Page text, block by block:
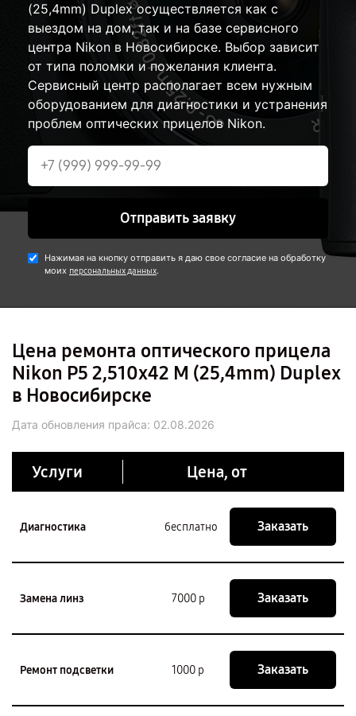
(25,4mm) Duplex осуществляется как с
выездом на дом, так и на базе сервисного
центра Nikon в Новосибирске. Выбор зависит
от типа поломки и пожелания клиента.
Сервисный центр располагает всем нужным
оборудованием для диагностики и устранения
проблем оптических прицелов Nikon.
Отправить заявку
Нажимая на кнопку отправить я даю свое согласие на обработку
моих персональных данных.
Цена ремонта оптического прицела
Nikon P5 2,510x42 M (25,4mm) Duplex
в Новосибирске
Дата обновления прайса: 02.08.2026
Услуги Цена, от
Диагностика бесплатно Заказать
Замена линз 7000 р Заказать
Ремонт подсветки 1000 р Заказать